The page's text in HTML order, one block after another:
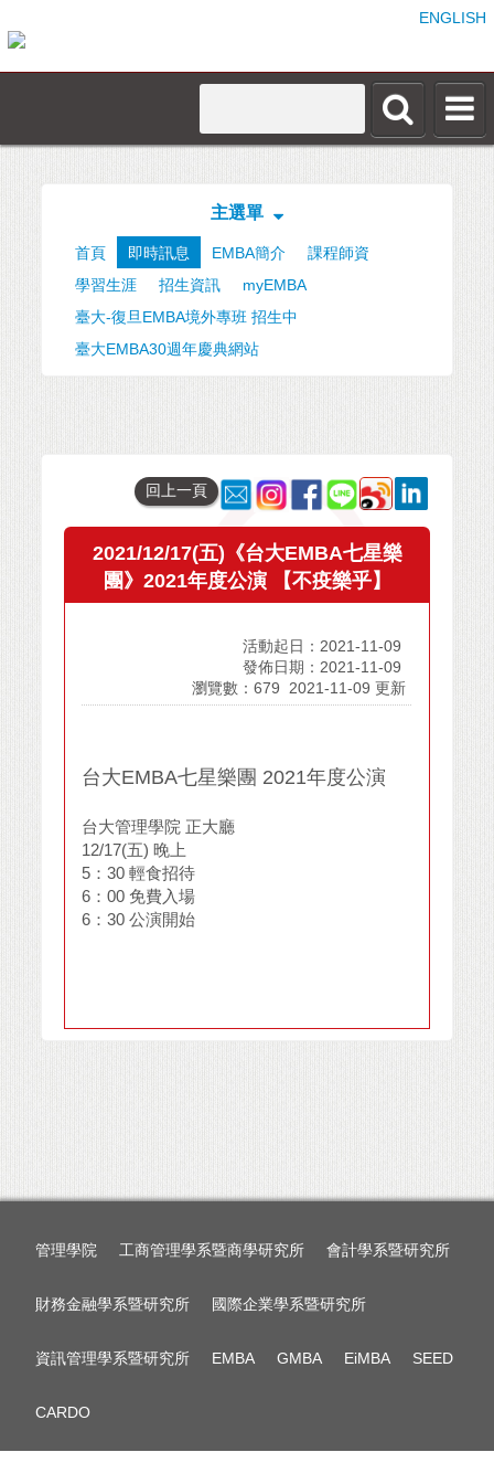
ENGLISH
主選單
首頁 即時訊息 EMBA簡介
課程師資
學習生涯
招生資訊
myEMBA
臺大-復旦EMBA境外專班 招生中
臺大EMBA30週年慶典網站
回上一頁
2021/12/17(五)《台大EMBA七星樂
團》2021年度公演 【不疫樂乎】
活動起日：2021-11-09
發佈日期：2021-11-09
瀏覽數：679
2021-11-09 更新
台大EMBA七星樂團 2021年度公演
台大管理學院 正大廳
12/17(五) 晚上
5：30 輕食招待
6：00 免費入場
6：30 公演開始
管理學院 工商管理學系暨商學研究所 會計學系暨研究所
財務金融學系暨研究所 國際企業學系暨研究所
資訊管理學系暨研究所 EMBA GMBA EiMBA SEED
CARDO